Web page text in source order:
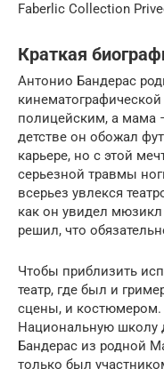
Faberlic Collection
Краткая
Антонио Бандерас
полицейским, а мама
детстве он обожал
карьере, но с этой
серьезной травмы
всерьез увлекся
как он увидел
решил, что
Чтобы приблизить
театр, где был и
сцены, и костюмером.
Национальную школу
Бандерас из родной
только был